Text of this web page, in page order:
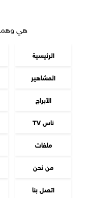
هي
الرئيسية
المشاهير
الأبراج
ناس TV
ملفات
من نحن
اتصل بنا